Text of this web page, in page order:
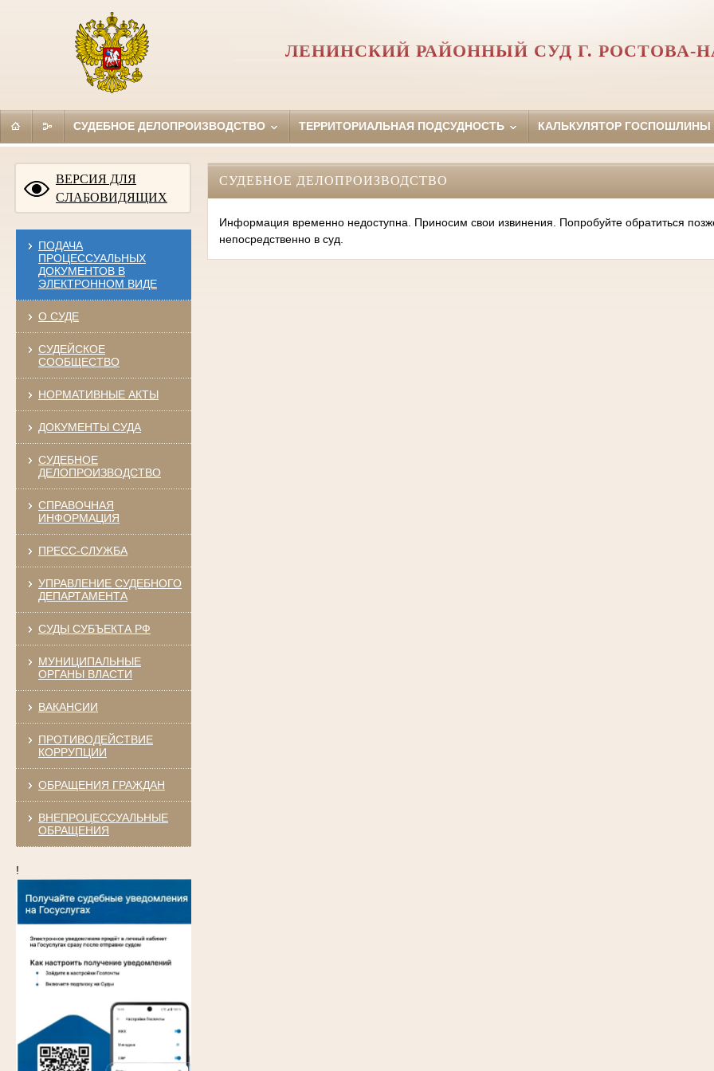
ЛЕНИНСКИЙ РАЙОННЫЙ СУД Г. РОСТОВА-
СУДЕБНОЕ ДЕЛОПРОИЗВОДСТВО ТЕРРИТОРИАЛЬНАЯ ПОДСУДНОСТЬ КАЛЬКУЛЯТОР ГОСПОШЛИНЫ
ВЕРСИЯ ДЛЯ
СЛАБОВИДЯЩИХ
ПОДАЧА
ПРОЦЕССУАЛЬНЫХ
ДОКУМЕНТОВ В
ЭЛЕКТРОННОМ ВИДЕ
О СУДЕ
СУДЕЙСКОЕ
СООБЩЕСТВО
НОРМАТИВНЫЕ АКТЫ
ДОКУМЕНТЫ СУДА
СУДЕБНОЕ
ДЕЛОПРОИЗВОДСТВО
СПРАВОЧНАЯ
ИНФОРМАЦИЯ
ПРЕСС-СЛУЖБА
УПРАВЛЕНИЕ СУДЕБНОГО
ДЕПАРТАМЕНТА
СУДЫ СУБЪЕКТА РФ
МУНИЦИПАЛЬНЫЕ
ОРГАНЫ ВЛАСТИ
ВАКАНСИИ
ПРОТИВОДЕЙСТВИЕ
КОРРУПЦИИ
ОБРАЩЕНИЯ ГРАЖДАН
ВНЕПРОЦЕССУАЛЬНЫЕ
ОБРАЩЕНИЯ
!
СУДЕБНОЕ ДЕЛОПРОИЗВОДСТВО
Информация временно недоступна. Приносим свои извинения. Попробуйте обратиться
непосредственно в суд.